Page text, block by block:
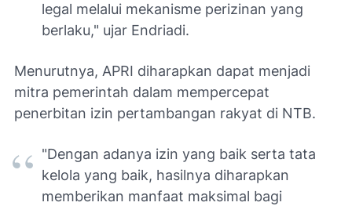
legal melalui mekanisme perizinan yang
berlaku," ujar Endriadi.
Menurutnya, APRI diharapkan dapat menjadi
mitra pemerintah dalam mempercepat
penerbitan izin pertambangan rakyat di NTB.
"Dengan adanya izin yang baik serta tata
kelola yang baik, hasilnya diharapkan
memberikan manfaat maksimal bagi